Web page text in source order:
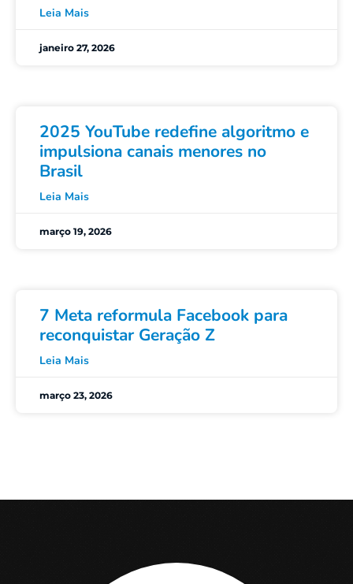
Leia Mais
janeiro 27, 2026
2025 YouTube redefine algoritmo e
impulsiona canais menores no
Brasil
Leia Mais
março 19, 2026
7 Meta reformula Facebook para
reconquistar Geração Z
Leia Mais
março 23, 2026